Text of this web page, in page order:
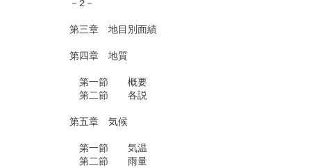
－2－
第三章　地目別面績
第四章　地質
第一節　　概要
第二節　　各説
第五章　気候
第一節　　気温
第二節　　雨量